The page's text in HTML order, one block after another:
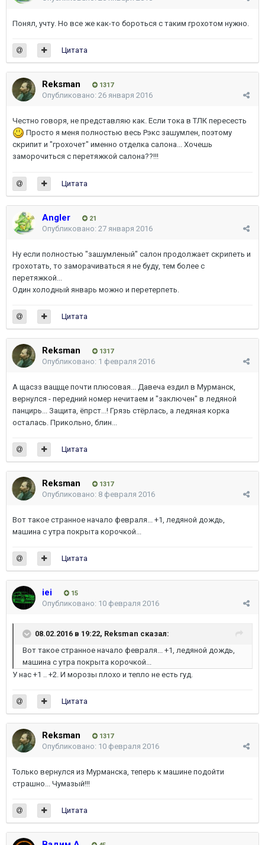
Понял, учту. Но все же как-то бороться с таким грохотом нужно.
Цитата
Reksman 1317
Опубликовано: 26 января 2016
Честно говоря, не представляю как. Если тока в ТЛК пересесть
Просто я меня полностью весь Рэкс зашумлен, поэтому
скрипит и "грохочет" именно отделка салона... Хочешь
заморочиться с перетяжкой салона??!!!
Цитата
Angler 21
Опубликовано: 27 января 2016
Ну если полностью "зашумленый" салон продолжает скрипеть и
грохотать, то заморачиваться я не буду, тем более с
перетяжкой...
Один холодный январь можно и перетерпеть.
Цитата
Reksman 1317
Опубликовано: 1 февраля 2016
А щасзз ващще почти плюсовая... Давеча ездил в Мурманск,
вернулся - передний номер нечитаем и "заключен" в ледяной
панцирь... Защита, ёпрст...! Грязь стёрлась, а ледяная корка
осталась. Прикольно, блин...
Цитата
Reksman 1317
Опубликовано: 8 февраля 2016
Вот такое странное начало февраля... +1, ледяной дождь,
машина с утра покрыта корочкой...
Цитата
iei 15
Опубликовано: 10 февраля 2016
08.02.2016 в 19:22, Reksman сказал:
Вот такое странное начало февраля... +1, ледяной дождь,
машина с утра покрыта корочкой...
У нас +1 .. +2. И морозы плохо и тепло не есть гуд.
Цитата
Reksman 1317
Опубликовано: 10 февраля 2016
Только вернулся из Мурманска, теперь к машине подойти
страшно... Чумазый!!!
Цитата